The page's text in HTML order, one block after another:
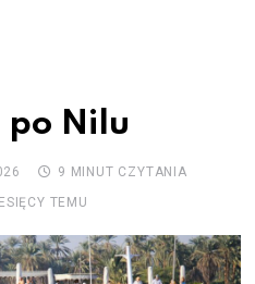
po Nilu
9 MINUT CZYTANIA
TEMU